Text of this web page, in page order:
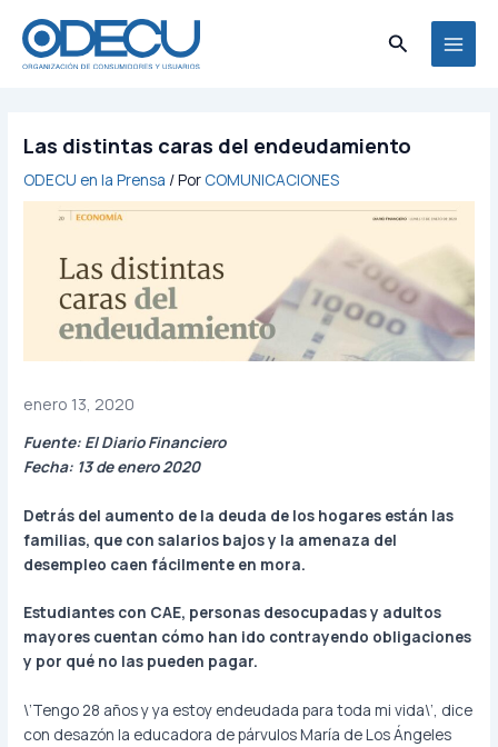
contenido
Buscar
Las distintas caras del endeudamiento
ODECU en la Prensa / Por COMUNICACIONES
enero 13, 2020
Fuente: El Diario Financiero
Fecha: 13 de enero 2020
Detrás del aumento de la deuda de los hogares están las
familias, que con salarios bajos y la amenaza del
desempleo caen fácilmente en mora.
Estudiantes con CAE, personas desocupadas y adultos
mayores cuentan cómo han ido contrayendo obligaciones
y por qué no las pueden pagar.
\’Tengo 28 años y ya estoy endeudada para toda mi vida\’, dice
con desazón la educadora de párvulos María de Los Ángeles